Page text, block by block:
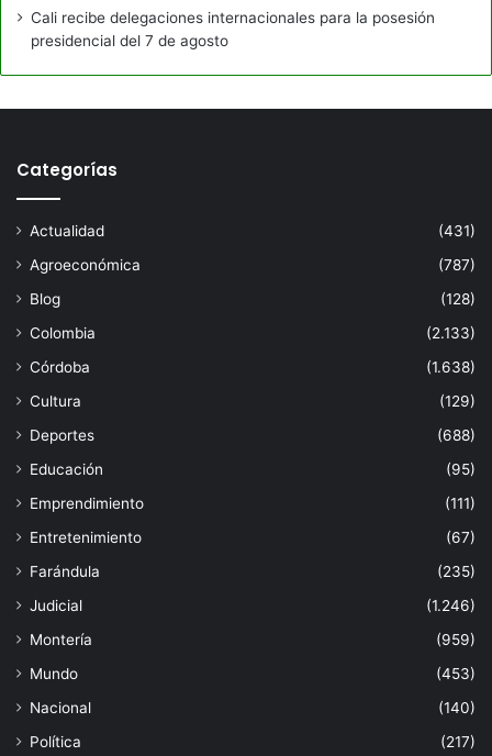
Cali recibe delegaciones internacionales para la posesión
presidencial del 7 de agosto
Categorías
Actualidad
(431)
Agroeconómica
(787)
Blog
(128)
Colombia
(2.133)
Córdoba
(1.638)
Cultura
(129)
Deportes
(688)
Educación
(95)
Emprendimiento
(111)
Entretenimiento
(67)
Farándula
(235)
Judicial
(1.246)
Montería
(959)
Mundo
(453)
Nacional
(140)
Política
(217)